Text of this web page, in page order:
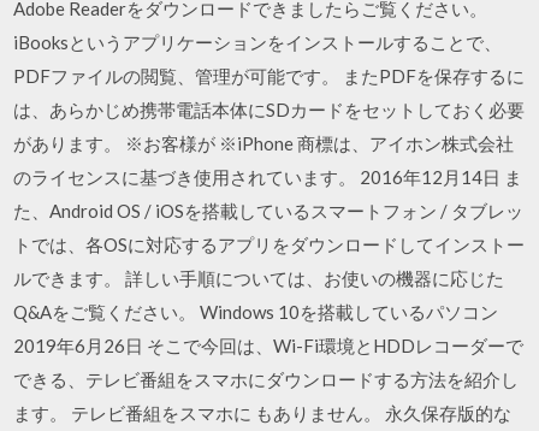
Adobe Readerをダウンロードできましたらご覧ください。
iBooksというアプリケーションをインストールすることで、
PDFファイルの閲覧、管理が可能です。 またPDFを保存するに
は、あらかじめ携帯電話本体にSDカードをセットしておく必要
があります。 ※お客様が ※iPhone 商標は、アイホン株式会社
のライセンスに基づき使用されています。 2016年12月14日 ま
た、Android OS / iOSを搭載しているスマートフォン / タブレッ
トでは、各OSに対応するアプリをダウンロードしてインストー
ルできます。 詳しい手順については、お使いの機器に応じた
Q&Aをご覧ください。 Windows 10を搭載しているパソコン
2019年6月26日 そこで今回は、Wi-Fi環境とHDDレコーダーで
できる、テレビ番組をスマホにダウンロードする方法を紹介し
ます。 テレビ番組をスマホに もありません。 永久保存版的な